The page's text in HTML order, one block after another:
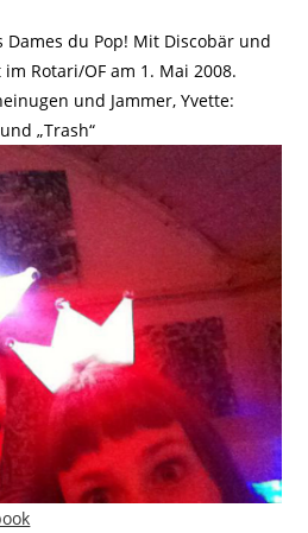
Dames du Pop! Mit Discobär und
Rotari/OF am 1. Mai 2008.
und Jammer, Yvette:
„Trash“